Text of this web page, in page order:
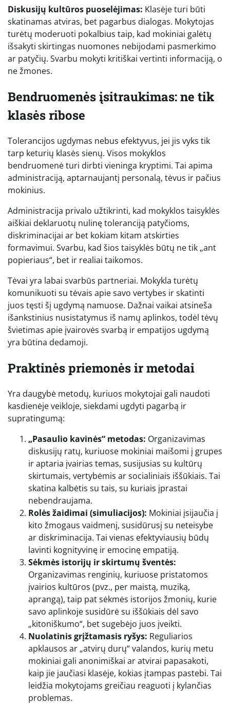
Diskusijų kultūros puoselėjimas: Klasėje turi būti
skatinamas atviras, bet pagarbus dialogas. Mokytojas
turėtų moderuoti pokalbius taip, kad mokiniai galėtų
išsakyti skirtingas nuomones nebijodami pasmerkimo
ar patyčių. Svarbu mokyti kritiškai vertinti informaciją, o
ne žmones.
Bendruomenės įsitraukimas: ne tik
klasės ribose
Tolerancijos ugdymas nebus efektyvus, jei jis vyks tik
tarp keturių klasės sienų. Visos mokyklos
bendruomenė turi dirbti vieninga kryptimi. Tai apima
administraciją, aptarnaujantį personalą, tėvus ir pačius
mokinius.
Administracija privalo užtikrinti, kad mokyklos taisyklės
aiškiai deklaruotų nulinę toleranciją patyčioms,
diskriminacijai ar bet kokiam kitam atskirties
formavimui. Svarbu, kad šios taisyklės būtų ne tik „ant
popieriaus“, bet ir realiai taikomos.
Tėvai yra labai svarbūs partneriai. Mokykla turėtų
komunikuoti su tėvais apie savo vertybes ir skatinti
juos tęsti šį ugdymą namuose. Dažnai vaikai atsineša
išankstinius nusistatymus iš namų aplinkos, todėl tėvų
švietimas apie įvairovės svarbą ir empatijos ugdymą
yra būtina dedamoji.
Praktinės priemonės ir metodai
Yra daugybė metodų, kuriuos mokytojai gali naudoti
kasdienėje veikloje, siekdami ugdyti pagarbą ir
supratingumą:
„Pasaulio kavinės“ metodas: Organizavimas
diskusijų ratų, kuriuose mokiniai maišomi į grupes
ir aptaria įvairias temas, susijusias su kultūrų
skirtumais, vertybėmis ar socialiniais iššūkiais. Tai
skatina kalbėtis su tais, su kuriais įprastai
nebendraujama.
Rolės žaidimai (simuliacijos): Mokiniai įsijaučia į
kito žmogaus vaidmenį, susidūrusį su neteisybe
ar diskriminacija. Tai vienas efektyviausių būdų
lavinti kognityvinę ir emocinę empatiją.
Sėkmės istorijų ir skirtumų šventės:
Organizavimas renginių, kuriuose pristatomos
įvairios kultūros (pvz., per maistą, muziką,
aprangą), taip pat sėkmės istorijos žmonių, kurie
savo aplinkoje susidūrė su iššūkiais dėl savo
„kitoniškumo“, bet sugebėjo juos įveikti.
Nuolatinis grįžtamasis ryšys: Reguliarios
apklausos ar „atvirų durų“ valandos, kurių metu
mokiniai gali anonimiškai ar atvirai papasakoti,
kaip jie jaučiasi klasėje, kokias įtampas pastebi. Tai
leidžia mokytojams greičiau reaguoti į kylančias
problemas.